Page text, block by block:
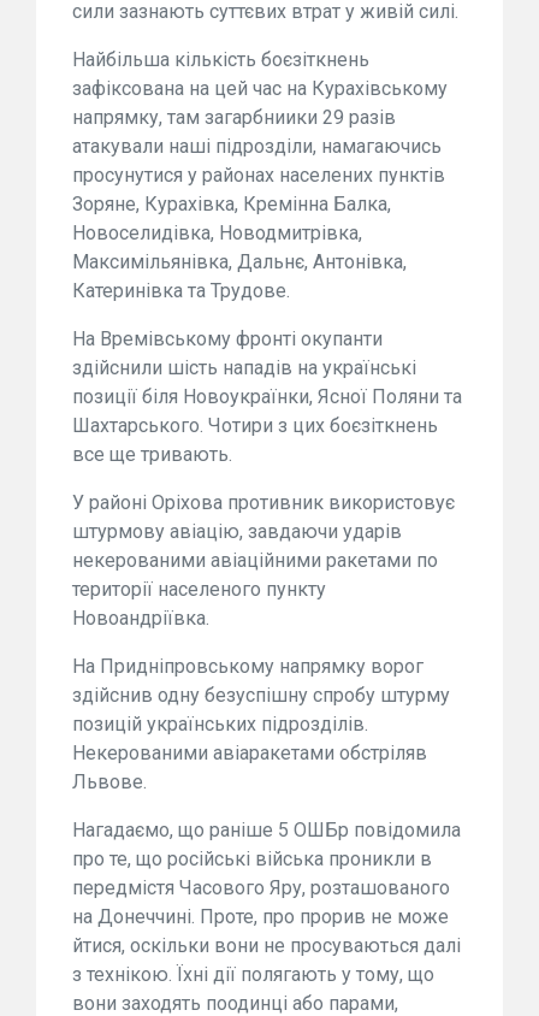
сили зазнають суттєвих втрат у живій силі.
Найбільша кількість боєзіткнень
зафіксована на цей час на Курахівському
напрямку, там загарбниики 29 разів
атакували наші підрозділи, намагаючись
просунутися у районах населених пунктів
Зоряне, Курахівка, Кремінна Балка,
Новоселидівка, Новодмитрівка,
Максимільянівка, Дальнє, Антонівка,
Катеринівка та Трудове.
На Времівському фронті окупанти
здійснили шість нападів на українські
позиції біля Новоукраїнки, Ясної Поляни та
Шахтарського. Чотири з цих боєзіткнень
все ще тривають.
У районі Оріхова противник використовує
штурмову авіацію, завдаючи ударів
некерованими авіаційними ракетами по
території населеного пункту
Новоандріївка.
На Придніпровському напрямку ворог
здійснив одну безуспішну спробу штурму
позицій українських підрозділів.
Некерованими авіаракетами обстріляв
Львове.
Нагадаємо, що раніше 5 ОШБр повідомила
про те, що російські війська проникли в
передмістя Часового Яру, розташованого
на Донеччині. Проте, про прорив не може
йтися, оскільки вони не просуваються далі
з технікою. Їхні дії полягають у тому, що
вони заходять поодинці або парами,